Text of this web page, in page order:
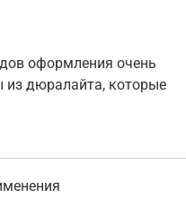
оформления очень
из дюралайта, которые